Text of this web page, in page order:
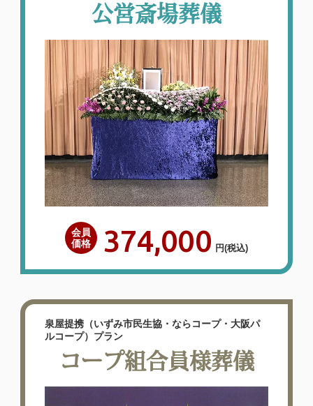
公営斎場葬儀
会員
価格
374,000 円(税込)
泉屋提携（いずみ市民生協・ならコープ・大阪パ
ルコープ）プラン
コープ組合員様葬儀